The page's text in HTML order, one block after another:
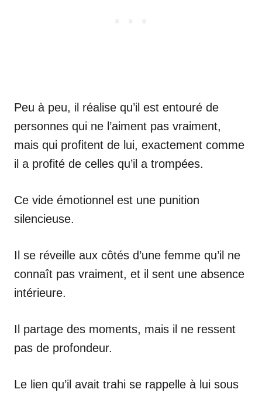
Peu à peu, il réalise qu’il est entouré de
personnes qui ne l’aiment pas vraiment,
mais qui profitent de lui, exactement comme
il a profité de celles qu’il a trompées.
Ce vide émotionnel est une punition
silencieuse.
Il se réveille aux côtés d’une femme qu’il ne
connaît pas vraiment, et il sent une absence
intérieure.
Il partage des moments, mais il ne ressent
pas de profondeur.
Le lien qu’il avait trahi se rappelle à lui sous